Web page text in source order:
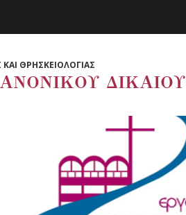
ΘΡΗΣΚΕΙΟΛΟΓΙΑΣ
ΔΙΚΑΙΟΥ